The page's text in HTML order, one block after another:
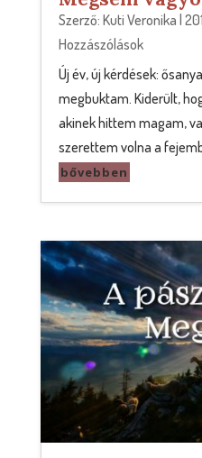
Szerző: Kuti Veronika
Hozzászólások
Új év, új kérdések:
megbuktam. Kiderült,
akinek hittem magam,
szerettem volna a
bővebben